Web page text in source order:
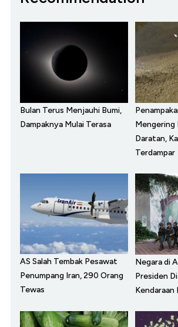
Bulan Terus Menjauhi Bumi,
Dampaknya Mulai Terasa
Mengering
Daratan,
Terdampar
AS Salah Tembak Pesawat
Penumpang Iran, 290 Orang
Tewas
Negara di
Presiden
Kendaraan